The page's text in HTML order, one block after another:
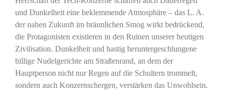
und Dunkelheit eine beklemmende Atmosphäre – das L. A.
der nahen Zukunft im bräunlichen Smog wirkt bedrückend,
die Protagonisten existieren in den Ruinen unserer heutigen
Zivilisation. Dunkelheit und hastig heruntergeschlungene
billige Nudelgerichte am Straßenrand, an dem der
Hauptperson nicht nur Regen auf die Schultern trommelt,
sondern auch Konzernschergen, verstärken das Unwohlsein.